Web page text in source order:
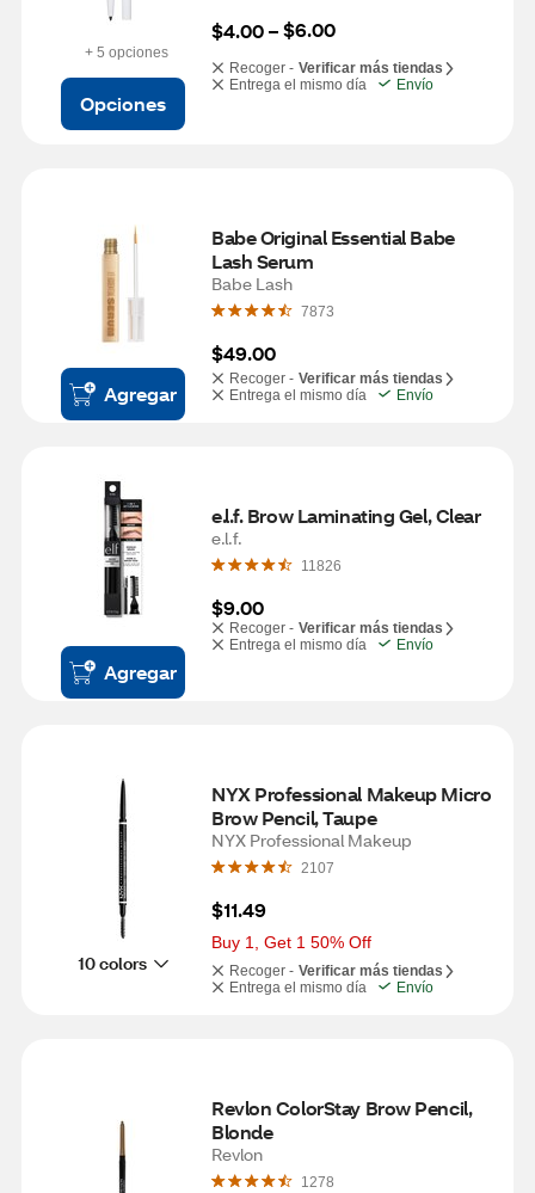
+ 5 opciones
Opciones
$4.00 – $6.00
Recoger - Verificar más tiendas
Entrega el mismo día
Envío
Agregar
Babe Original Essential Babe
Lash Serum
Babe Lash
7873
$49.00
Recoger - Verificar más tiendas
Entrega el mismo día
Envío
Agregar
e.l.f. Brow Laminating Gel, Clear
e.l.f.
11826
$9.00
Recoger - Verificar más tiendas
Entrega el mismo día
Envío
10 colors
NYX Professional Makeup Micro
Brow Pencil, Taupe
NYX Professional Makeup
2107
$11.49
Buy 1, Get 1 50% Off
Recoger - Verificar más tiendas
Entrega el mismo día
Envío
Revlon ColorStay Brow Pencil,
Blonde
Revlon
1278